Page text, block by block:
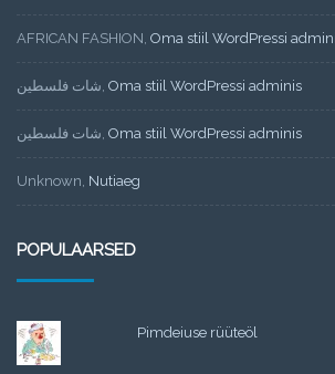
AFRICAN FASHION, Oma stiil WordPressi
شات فلسطين, Oma stiil WordPressi adminis
شات فلسطين, Oma stiil WordPressi adminis
Unknown, Nutiaeg
POPULAARSED
Pimdeiuse rüüteöl